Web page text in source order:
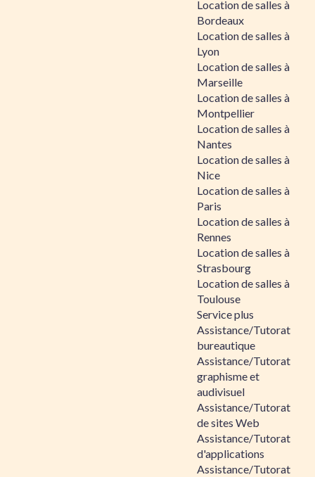
Location de salles à
Bordeaux
Location de salles à
Lyon
Location de salles à
Marseille
Location de salles à
Montpellier
Location de salles à
Nantes
Location de salles à
Nice
Location de salles à
Paris
Location de salles à
Rennes
Location de salles à
Strasbourg
Location de salles à
Toulouse
Service plus
Assistance/Tutorat
bureautique
Assistance/Tutorat
graphisme et
audivisuel
Assistance/Tutorat
de sites Web
Assistance/Tutorat
d'applications
Assistance/Tutorat